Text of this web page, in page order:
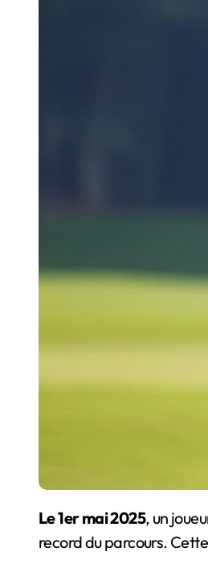
Le 1er mai 2025, un
record du parcours.